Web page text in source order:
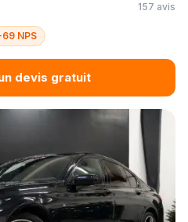
157 avis
NPS
devis gratuit